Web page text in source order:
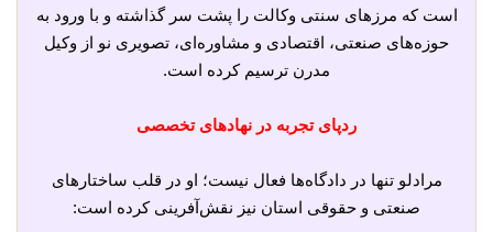
است که مرزهای سنتی وکالت را پشت سر گذاشته و با ورود به
حوزه‌های صنعتی، اقتصادی و مشاوره‌ای، تصویری نو از وکیل
مدرن ترسیم کرده است.
ردپای تجربه در نهادهای تخصصی
مرادلو تنها در دادگاه‌ها فعال نیست؛ او در قلب ساختارهای
صنعتی و حقوقی استان نیز نقش‌آفرینی کرده است: